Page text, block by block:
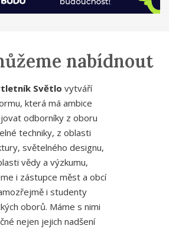
nabídnout
Světlo vytváří
která má ambice
odborníky z oboru
techniky, z oblasti
světelného designu,
vědy a výzkumu,
i zástupce měst a obcí
i studenty
oborů. Máme s nimi
nejen jejich nadšení